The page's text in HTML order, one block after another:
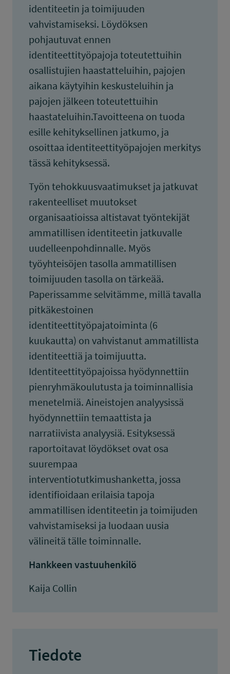
identiteetin ja toimijuuden
vahvistamiseksi. Löydöksen
pohjautuvat ennen
identiteettityöpajoja toteutettuihin
osallistujien haastatteluihin, pajojen
aikana käytyihin keskusteluihin ja
pajojen jälkeen toteutettuihin
haastateluihin.Tavoitteena on tuoda
esille kehityksellinen jatkumo, ja
osoittaa identiteettityöpajojen merkitys
tässä kehityksessä.
Työn tehokkuusvaatimukset ja jatkuvat
rakenteelliset muutokset
organisaatioissa altistavat työntekijät
ammatillisen identiteetin jatkuvalle
uudelleenpohdinnalle. Myös
työyhteisöjen tasolla ammatillisen
toimijuuden tasolla on tärkeää.
Paperissamme selvitämme, millä tavalla
pitkäkestoinen
identiteettityöpajatoiminta (6
kuukautta) on vahvistanut ammatillista
identiteettiä ja toimijuutta.
Identiteettityöpajoissa hyödynnettiin
pienryhmäkoulutusta ja toiminnallisia
menetelmiä. Aineistojen analyysissä
hyödynnettiin temaattista ja
narratiivista analyysiä. Esityksessä
raportoitavat löydökset ovat osa
suurempaa
interventiotutkimushanketta, jossa
identifioidaan erilaisia tapoja
ammatillisen identiteetin ja toimijuden
vahvistamiseksi ja luodaan uusia
välineitä tälle toiminnalle.
Hankkeen vastuuhenkilö
Kaija Collin
Tiedote